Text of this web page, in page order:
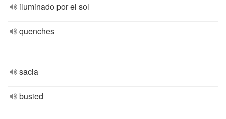
iluminado por el sol
quenches
sacia
busied